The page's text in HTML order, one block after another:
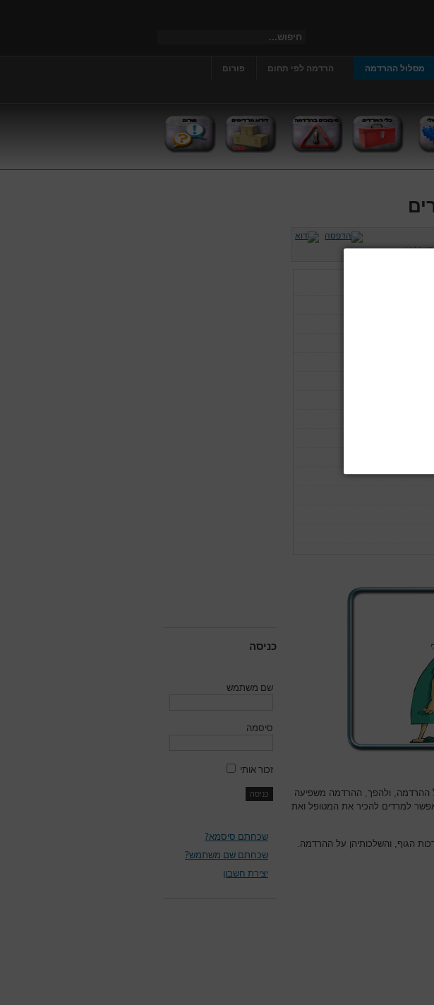
מסלול ההרדמה הרדמה לפי תחום
פורום
412847
ההרדמה, ולהפך, ההרדמה משפיעה
למרדים להכיר את המטופל ואת
הגוף, והשלכותיהן על ההרדמה.
כניסה
שם משתמש
סיסמה
זכור אותי
שכחתם סיסמא?
שכחתם שם משתמש?
יצירת חשבון